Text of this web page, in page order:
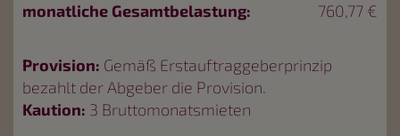
monatliche Gesamtbelastung:
760,77 €
Provision: Gemäß Erstauftraggeberprinzip
bezahlt der Abgeber die Provision.
Kaution: 3 Bruttomonatsmieten